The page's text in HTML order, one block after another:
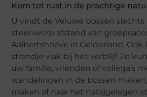
Kom tot rust in de prachtige
U vindt de Veluwe bossen slechts
steenworp afstand van
Aalbertshoeve in Gelderland. Ook
strandje vlak bij het verblijf. Zo
uw familie, vrienden of collega’s
wandelingen in de bossen
maken of naar het nabijgelegen